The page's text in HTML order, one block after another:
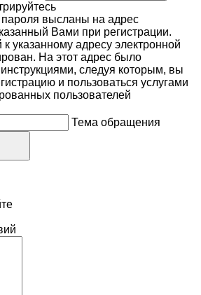
высланы на адрес
Вами при регистрации.
указанному адресу электронной
На этот адрес было
следуя которым, вы
и пользоваться услугами
пользователей
Тема обращения